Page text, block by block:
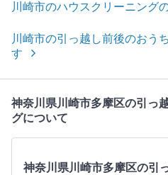
川崎市のハウスクリーニング
川崎市の引っ越し前後のおう
す
神奈川県川崎市多摩区の引っ
グについて
神奈川県川崎市多摩区の引